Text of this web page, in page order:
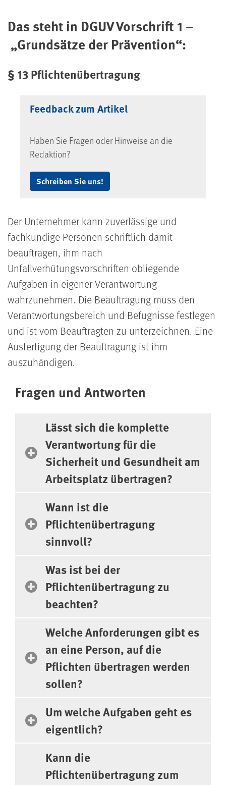
Das steht in DGUV Vorschrift 1 –
„Grundsätze der Prävention“:
§ 13 Pflichtenübertragung
Feedback zum Artikel
Haben Sie Fragen oder Hinweise an die
Redaktion?
Schreiben Sie uns!
Der Unternehmer kann zuverlässige und
fachkundige Personen schriftlich damit
beauftragen, ihm nach
Unfallverhütungsvorschriften obliegende
Aufgaben in eigener Verantwortung
wahrzunehmen. Die Beauftragung muss den
Verantwortungsbereich und Befugnisse festlegen
und ist vom Beauftragten zu unterzeichnen. Eine
Ausfertigung der Beauftragung ist ihm
auszuhändigen.
Fragen und Antworten
Lässt sich die komplette
Verantwortung für die
Sicherheit und Gesundheit am
Arbeitsplatz über­tragen?
Wann ist die
Pflichtenübertragung
sinnvoll?
Was ist bei der
Pflichtenübertragung zu
beachten?
Welche Anforderungen gibt es
an eine Person, auf die
Pflichten übertragen werden
sollen?
Um welche Aufgaben geht es
eigentlich?
Kann die
Pflichtenübertragung zum